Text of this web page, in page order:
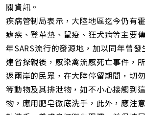
關資訊。
疾病管制局表示，大陸地區迄今仍有
瘧疾、登革熱、鼠疫、狂犬病等主要
年SARS流行的發源地，加以同年曾
建省探親後，感染禽流感死亡事件，
返兩岸的民眾，在大陸停留期間，切
等動物及其排泄物，如不小心接觸到
物，應用肥皂徹底洗手，此外，應注